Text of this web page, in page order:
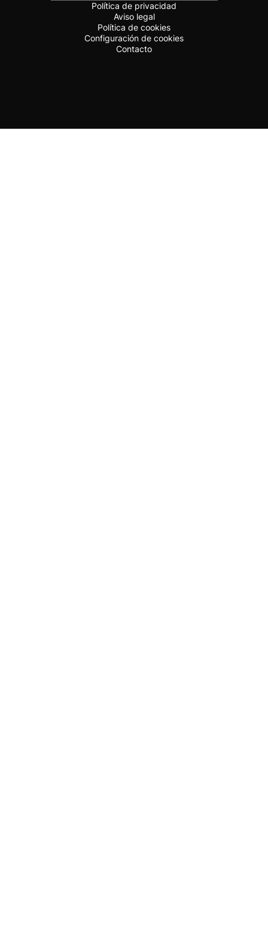
Política de privacidad
Aviso legal
Política de cookies
Configuración de cookies
Contacto